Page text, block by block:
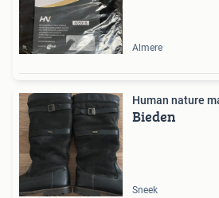
Almere
Human nature
Bieden
Sneek